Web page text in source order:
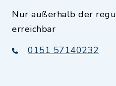
Nur außerhalb der
erreichbar
0151 57140232